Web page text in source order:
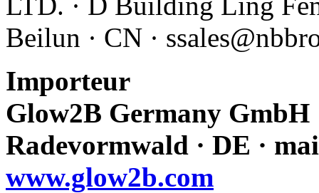
Beilun · CN ·
Importeur
Glow2B Germany GmbH
Radevormwald · DE ·
www.glow2b.com